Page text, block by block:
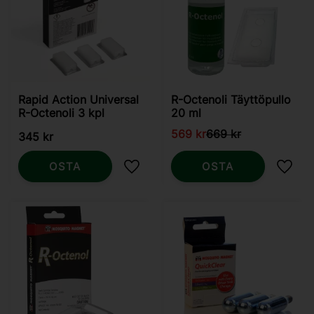
Rapid Action Universal
R-Octenoli 3 kpl
345 kr
Lisää suosikiksi
OSTA
R-Octenoli Täyttöpullo
20 ml
569 kr669kr
OSTA